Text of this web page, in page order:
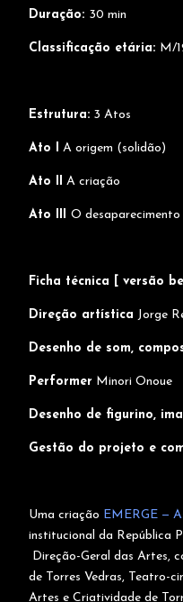
Duração: 30 min
Classificação etária: M/
Estrutura: 3 Atos
Ato I A origem (solidão)
Ato II A criação
Ato III O desaparecimento
Ficha técnica [ versão
Direção artística Jorge
Desenho de som,
Performer Minori Onoue
Desenho de figurino,
Gestão do projeto e
Uma criação EMERGE —
institucional da República
Direção-Geral das Artes,
de Torres Vedras, Teatro-
Artes e Criatividade de